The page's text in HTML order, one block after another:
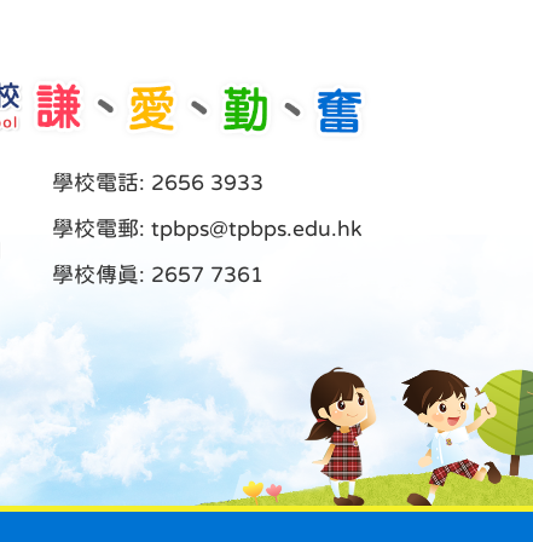
學校電話: 2656 3933
學校電郵: tpbps@tpbps.edu.hk
學校傳真: 2657 7361